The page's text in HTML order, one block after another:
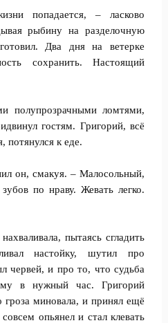
попадается, – ласково
рыбину на разделочную
Два дня на ветерке
сохранить. Настоящий
полупрозрачными ломтями,
гостям. Григорий, всё
к еде.
он, смакуя. – Малосольный,
по нраву. Жевать легко.
пытаясь сгладить
настойку, шутил про
червей, и про то, что судьба
в нужный час. Григорий
гроза миновала, и принял ещё
опьянел и стал клевать